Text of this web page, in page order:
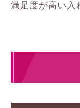
満足度が高い入